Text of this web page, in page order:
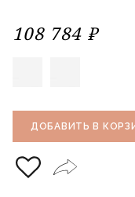
108 784 ₽
ДОБАВИТЬ В